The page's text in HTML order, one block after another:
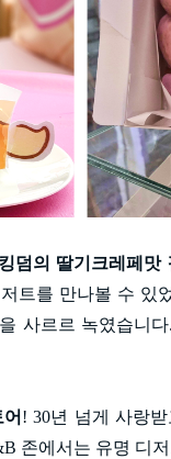
덤의 딸기크레페맛
트를 만나볼 수 있
사르르 녹였습니
! 30년 넘게 사랑
존에서는 유명 디